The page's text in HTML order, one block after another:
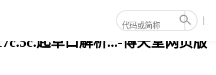
起草口解析...-博天堂网页版